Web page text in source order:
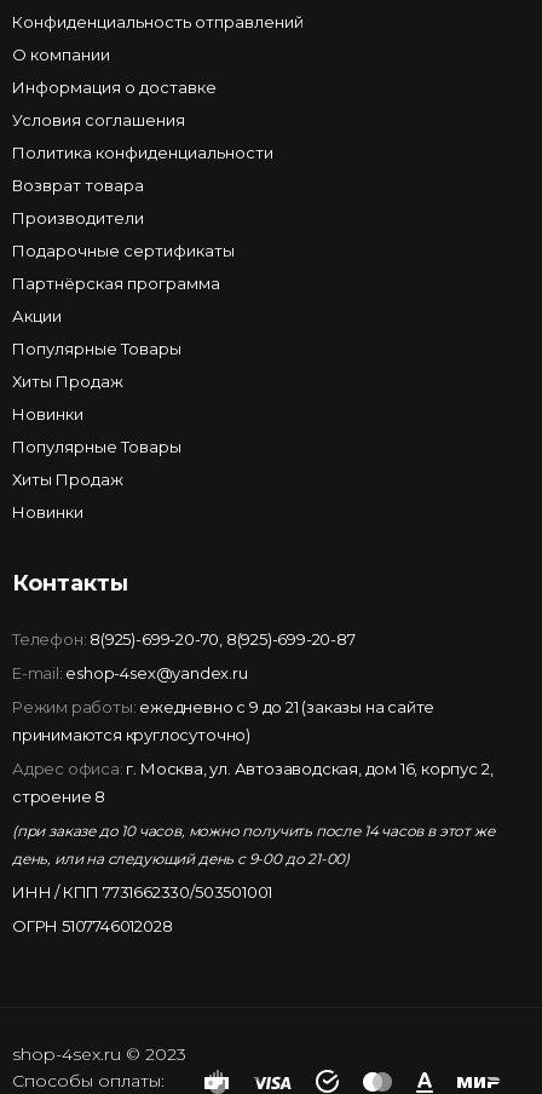
Конфиденциальность отправлений
О компании
Информация о доставке
Условия соглашения
Политика конфиденциальности
Возврат товара
Производители
Подарочные сертификаты
Партнёрская программа
Акции
Популярные Товары
Хиты Продаж
Новинки
Популярные Товары
Хиты Продаж
Новинки
Контакты
Телефон: 8(925)-699-20-70 8(925)-699-20-87
E-mail: eshop-4sex@yandex.ru
Режим работы: ежедневно с 9 до 21 (заказы на сайте
принимаются круглосуточно)
Адрес офиса: г. Москва, ул. Автозаводская, дом 16, корпус 2,
строение 8
(при заказе до 10 часов, можно получить после 14 часов в этот же
день, или на следующий день с 9-00 до 21-00)
ИНН / КПП 7731662330/503501001
ОГРН 5107746012028
shop-4sex.ru © 2023
Способы оплаты: